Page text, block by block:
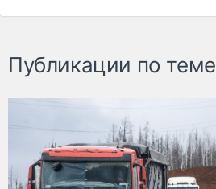
Публикации по теме